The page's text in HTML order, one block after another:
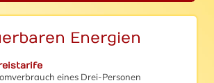
Energien
eines Drei-Personen